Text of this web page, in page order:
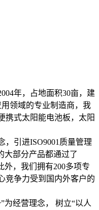
年，占地面积30亩，建
领域的专业制造商，我
携式太阳能电池板，太阳
，引进ISO9001质量管理
大部分产品都通过了
外，我们拥有200多项专
竞争力受到国内外客户的
为经营理念， 树立“以人